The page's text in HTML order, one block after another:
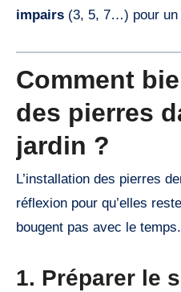
impairs (3, 5, 7…) pour un
Comment
des pierres
jardin ?
L’installation des pierres
réflexion pour qu’elles
bougent pas avec le temps.
1. Préparer le